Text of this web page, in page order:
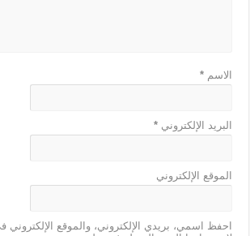
الاسم*
البريد الإلكتروني*
الموقع الإلكتروني
احفظ اسمي، بريدي الإلكتروني، والموقع الإلكتروني